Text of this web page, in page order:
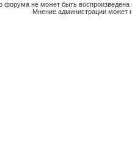
форума не может быть
Мнение администрации может